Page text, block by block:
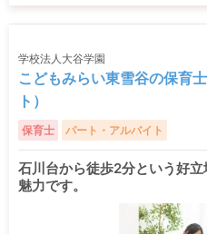
学校法人大谷学園
こどもみらい東雪谷の保育
ト）
保育士 パート・アルバイト
石川台から徒歩2分という好
魅力です。